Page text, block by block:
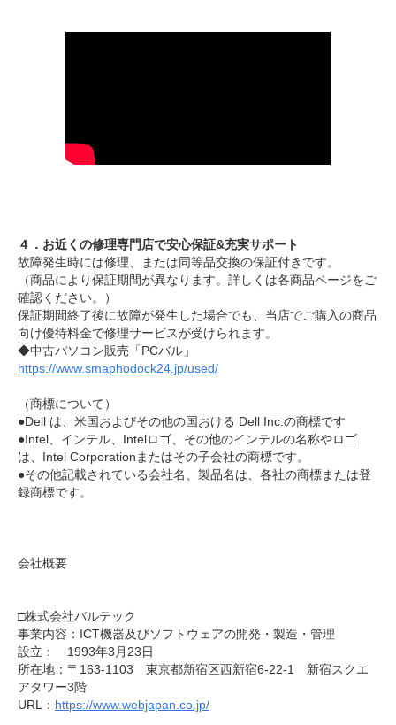
４． お近くの修理専門店で安心保証&充実サポート
故障発生時には修理、または同等品交換の保証付きです。
（商品により保証期間が異なります。詳しくは各商品ページをご
確認ください。）
保証期間終了後に故障が発生した場合でも、当店でご購入の商品
向け優待料金で修理サービスが受けられます。
◆中古パソコン販売「PCバル」
https://www.smaphodock24.jp/used/
（商標について）
●Dell は、米国およびその他の国おける Dell Inc.の商標です
●Intel、インテル、Intelロゴ、その他のインテルの名称やロゴ
は、Intel Corporationまたはその子会社の商標です。
●その他記載されている会社名、製品名は、各社の商標または登
録商標です。
会社概要
□株式会社バルテック
事業内容：ICT機器及びソフトウェアの開発・製造・管理
設立： 1993年3月23日
所在地：〒163-1103 東京都新宿区西新宿6-22-1 新宿スクエ
アタワー3階
URL： https://www.webjapan.co.jp/